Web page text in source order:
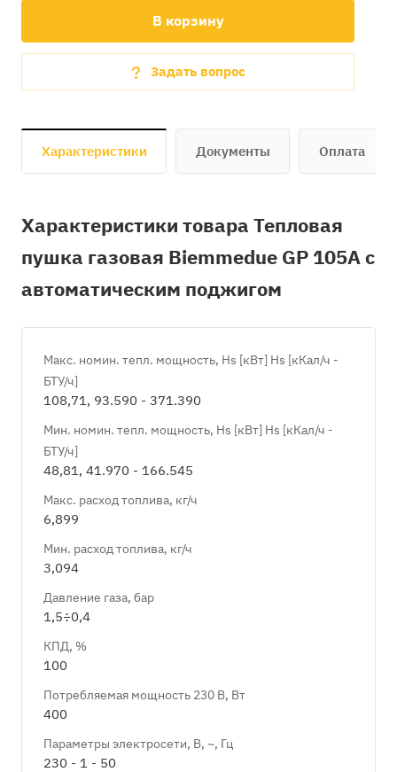
В корзину
Задать вопрос
Характеристики Документы Оплата
Характеристики товара Тепловая
пушка газовая Biemmedue GP 105A с
автоматическим поджигом
Макс. номин. тепл. мощность, Hs [кВт] Hs [кКал/ч -
БТУ/ч]
108,71, 93.590 - 371.390
Мин. номин. тепл. мощность, Hs [кВт] Hs [кКал/ч -
БТУ/ч]
48,81, 41.970 - 166.545
Макс. расход топлива, кг/ч
6,899
Мин. расход топлива, кг/ч
3,094
Давление газа, бар
1,5÷0,4
КПД, %
100
Потребляемая мощность 230 В, Вт
400
Параметры электросети, В, ~, Гц
230 - 1 - 50